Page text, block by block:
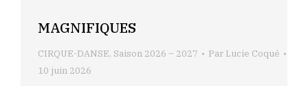
MAGNIFIQUES
CIRQUE-DANSE, Saison 2026 – 2027 Par Lucie Coqué
10 juin 2026